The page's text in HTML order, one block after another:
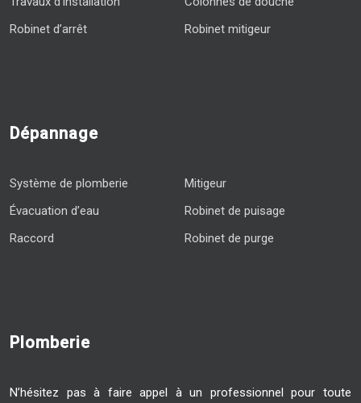
Robinet d’arrêt
Robinet mitigeur
Dépannage
Système de plomberie
Évacuation d’eau
Raccord
Mitigeur
Robinet de puisage
Robinet de purge
Plomberie
N’hésitez pas à faire appel à un professionnel pour toute